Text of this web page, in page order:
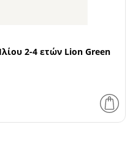
2-4 ετών Lion Green